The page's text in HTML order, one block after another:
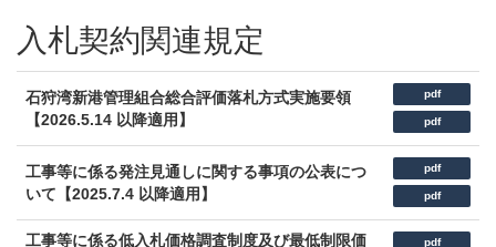
入札契約関連規定
石狩湾新港管理組合総合評価落札方式実施要領
【2026.5.14 以降適用】
pdf
pdf
工事等に係る発注見通しに関する事項の公表につ
いて【2025.7.4 以降適用】
pdf
pdf
工事等に係る低入札価格調査制度及び最低制限価
pdf